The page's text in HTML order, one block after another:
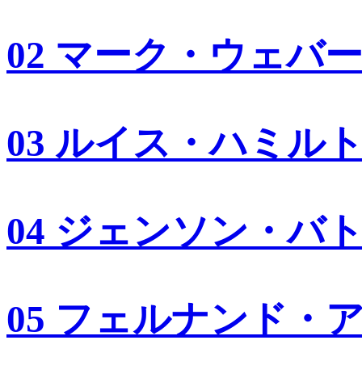
02 マーク・ウェバー
03 ルイス・ハミル
04 ジェンソン・バ
05 フェルナンド・